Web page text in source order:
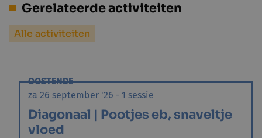
Gerelateerde activiteiten
Alle activiteiten
OOSTENDE
za 26 september '26 - 1 sessie
Diagonaal | Pootjes eb, snaveltje
vloed